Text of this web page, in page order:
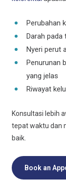
Perubahan
Darah pada
Nyeri perut
Penurunan
yang jelas
Riwayat
Konsultasi lebih
tepat waktu dan
baik.
Book an